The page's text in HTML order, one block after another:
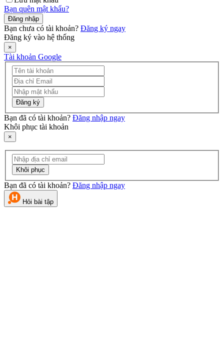
Bạn quên mật khẩu?
Đăng nhập
Bạn chưa có tài khoản? Đăng ký ngay
Đăng ký vào hệ thống
×
Tài khoản Google
Đăng ký
Bạn đã có tài khoản? Đăng nhập ngay
Khôi phục tài khoản
×
Khôi phục
Bạn đã có tài khoản? Đăng nhập ngay
Hỏi bài tập